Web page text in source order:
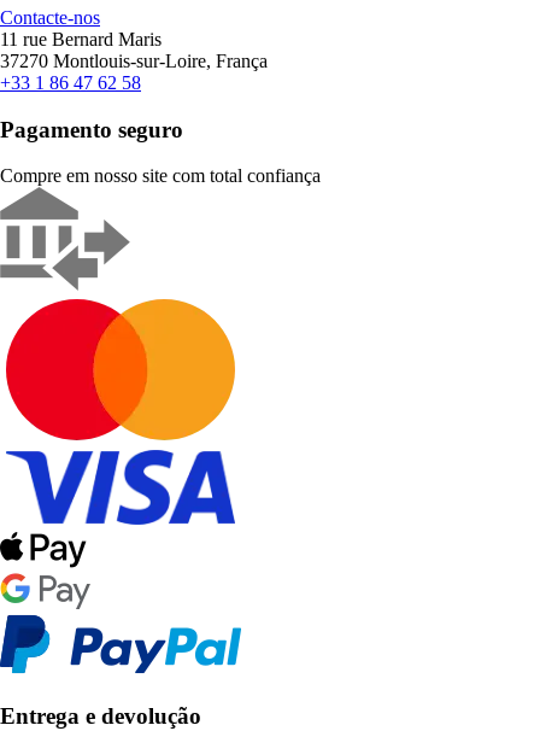
Contacte-nos
11 rue Bernard Maris
37270 Montlouis-sur-Loire, França
+33 1 86 47 62 58
Pagamento seguro
Compre em nosso site com total confiança
Entrega e devolução